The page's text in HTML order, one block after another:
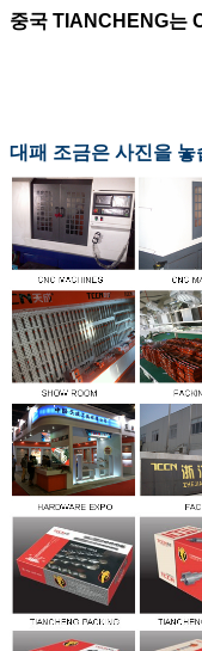
중국 TIANCHENG는
대패 조금은 사진을 놓